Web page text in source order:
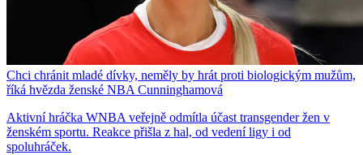
Chci chránit mladé dívky, neměly by hrát proti biologickým mužům,
říká hvězda ženské NBA Cunninghamová
Aktivní hráčka WNBA veřejně odmítla účast transgender žen v
ženském sportu. Reakce přišla z hal, od vedení ligy i od
spoluhráček.